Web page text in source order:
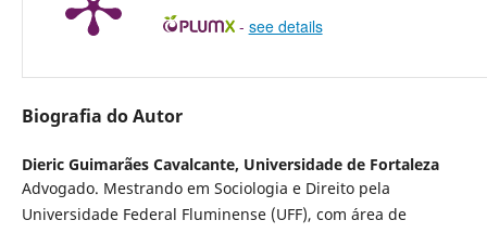
- see details
Biografia do Autor
Dieric Guimarães Cavalcante, Universidade de Fortaleza
Advogado. Mestrando em Sociologia e Direito pela
Universidade Federal Fluminense (UFF), com área de